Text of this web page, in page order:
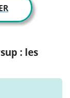
: les